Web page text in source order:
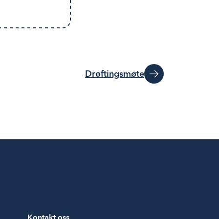
Drøftingsmøte